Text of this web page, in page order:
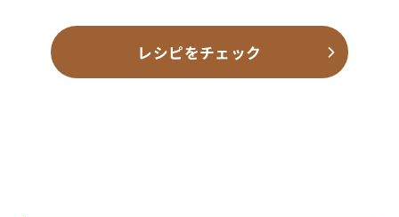
レシピをチェック